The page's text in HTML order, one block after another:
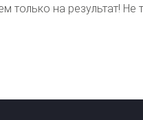
поколения
только на результат!